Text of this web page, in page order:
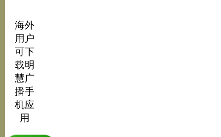
海外
用户
可下
载明
慧广
播手
机应
用